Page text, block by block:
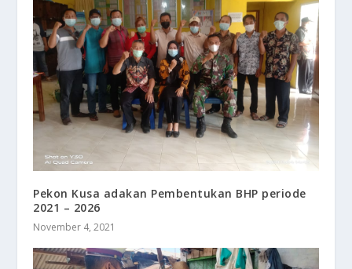
Pekon Kusa adakan Pembentukan BHP periode
2021 – 2026
November 4, 2021